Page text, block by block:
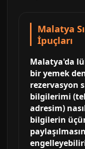
Malatya
İpuçları
Malatya'da
bir yemek
rezervasyon
bilgilerimi
adresim)
bilgilerin